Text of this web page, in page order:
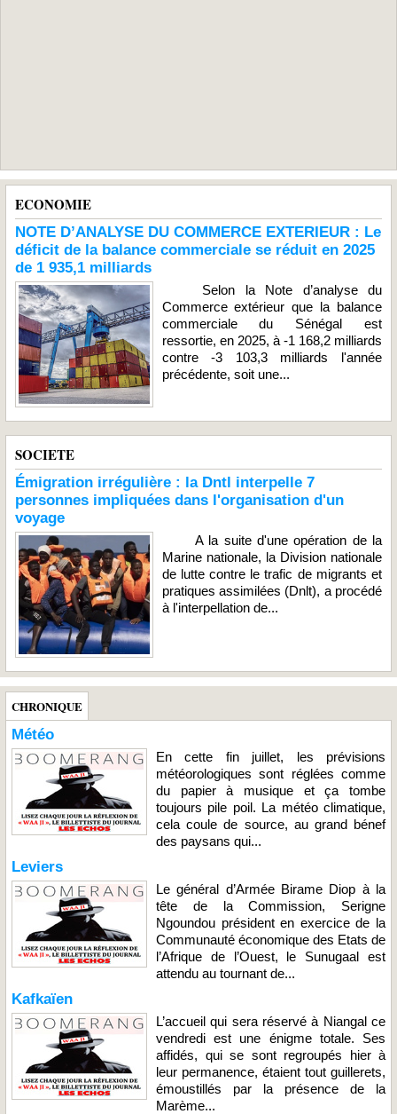
ECONOMIE
NOTE D’ANALYSE DU COMMERCE EXTERIEUR : Le
déficit de la balance commerciale se réduit en 2025
de 1 935,1 milliards
Selon la Note d’analyse du
Commerce extérieur que la balance
commerciale du Sénégal est
ressortie, en 2025, à -1 168,2 milliards
contre -3 103,3 milliards l'année
précédente, soit une...
SOCIETE
Émigration irrégulière : la Dntl interpelle 7
personnes impliquées dans l'organisation d'un
voyage
A la suite d'une opération de la
Marine nationale, la Division nationale
de lutte contre le trafic de migrants et
pratiques assimilées (Dnlt), a procédé
à l'interpellation de...
CHRONIQUE
Météo
En cette fin juillet, les prévisions
météorologiques sont réglées comme
du papier à musique et ça tombe
toujours pile poil. La météo climatique,
cela coule de source, au grand bénef
des paysans qui...
Leviers
Le général d’Armée Birame Diop à la
tête de la Commission, Serigne
Ngoundou président en exercice de la
Communauté économique des Etats de
l’Afrique de l’Ouest, le Sunugaal est
attendu au tournant de...
Kafkaïen
L’accueil qui sera réservé à Niangal ce
vendredi est une énigme totale. Ses
affidés, qui se sont regroupés hier à
leur permanence, étaient tout guillerets,
émoustillés par la présence de la
Marème...